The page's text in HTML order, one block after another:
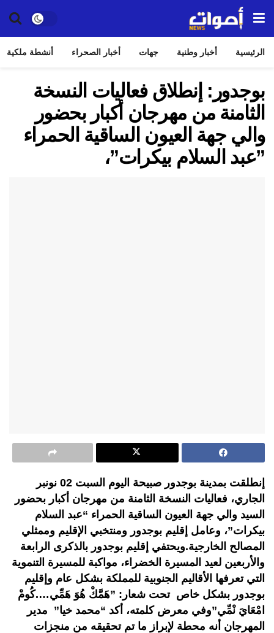
الرئيسية أخبار وطنية جهات أخبار الصحراء أنشطة ملكية
بوجدور: إنطلاق فعاليات النسخة
الثامنة من مهرجان أكبار بحضور
والي جهة العيون الساقية الحمراء
”عبد السلام بيكرات”،
إنطلقت بمدينة بوجدور صبيحة اليوم السبت 02 نونبر
الجاري، فعاليات النسخة الثامنة من مهرجان أكبار بحضور
السيد والي جهة العيون الساقية الحمراء “عبد السلام
بيكرات”، وعامل إقليم بوجدور ومنتخبي الإقليم وممثلي
المصالح الخارجية.ويحتفي إقليم بوجدور بالذكرى الرابعة
والأربعين لعيد المسيرة الخضراء، مواكبة للمسيرة التنموية
التي تعرفها الأقاليم الجنوبية للمملكة بشكل عام وإقليم
بوجدور بشكل خاص تحت شعار: ”هَمَّكْ هُوَ هَمِّي….كُومْ
امْعَايَ نْمِّي”وفي معرض كلمته، أكد “محمد خيا” مدير
المهرجان أنه محطة لإبراز ما تم تحقيقه من منجزات